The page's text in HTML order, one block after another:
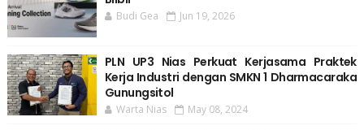
Budi Gea Jun 19, 2026
PLN UP3 Nias Perkuat Kerjasama Praktek
Kerja Industri dengan SMKN 1 Dharmacaraka
Gunungsitol
Warta Nias May 08, 2024